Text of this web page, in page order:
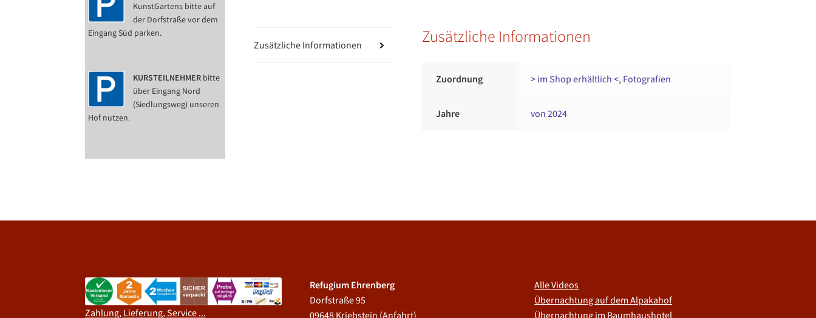
Zusätzliche Informationen Zusätzliche Informationen
Zuordnung > im Shop erhältlich <, Fotografien
Jahre von 2024
KunstGartens bitte auf
der Dorfstraße vor dem
Eingang Süd parken.
KURSTEILNEHMER bitte
über Eingang Nord
(Siedlungsweg) unseren
Hof nutzen.
Zahlung, Lieferung, Service ...
Refugium Ehrenberg
Dorfstraße 95
09648 Kriebstein (Anfahrt)
Alle Videos
Übernachtung auf dem Alpakahof
Übernachtung im Baumhaushotel